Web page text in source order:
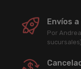
Envíos
Por